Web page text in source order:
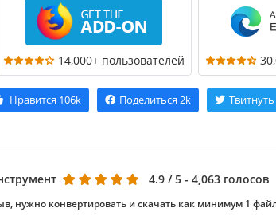
14,000+ пользователей
Нравится 106k Поделиться 2k Твитнуть
4.9 / 5 - 4,063 голосов
нужно конвертировать и скачать как минимум 1